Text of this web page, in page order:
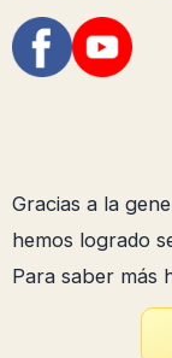
Gracias a la
hemos logrado
Para saber más